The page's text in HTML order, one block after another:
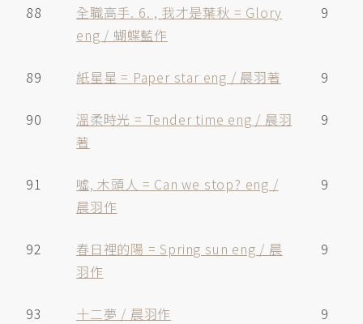
88
全職高手. 6. , 我才是葉秋 = Glory
eng / 蝴蝶藍作
9
89 紙星星 = Paper star eng / 晨羽著 9
90
溫柔時光 = Tender time eng / 晨羽
著
9
91
噓, 木頭人 = Can we stop? eng /
晨羽作
9
92
春日裡的陽 = Spring sun eng / 晨
羽作
9
93 十二夢 / 晨羽作 9